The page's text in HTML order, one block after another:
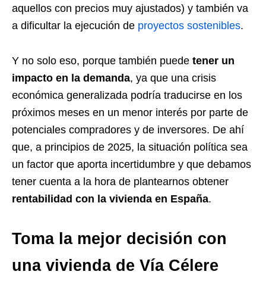
aquellos con precios muy ajustados) y también va
a dificultar la ejecución de proyectos sostenibles.
Y no solo eso, porque también puede tener un
impacto en la demanda, ya que una crisis
económica generalizada podría traducirse en los
próximos meses en un menor interés por parte de
potenciales compradores y de inversores. De ahí
que, a principios de 2025, la situación política sea
un factor que aporta incertidumbre y que debamos
tener cuenta a la hora de plantearnos obtener
rentabilidad con la vivienda en España.
Toma la mejor decisión con
una vivienda de Vía Célere